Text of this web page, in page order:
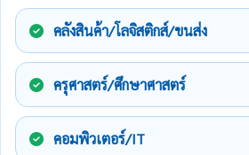
คลังสินค้า/โลจิสติกส์/ขนส่ง
ครุศาสตร์/ศึกษาศาสตร์
คอมพิวเตอร์/IT